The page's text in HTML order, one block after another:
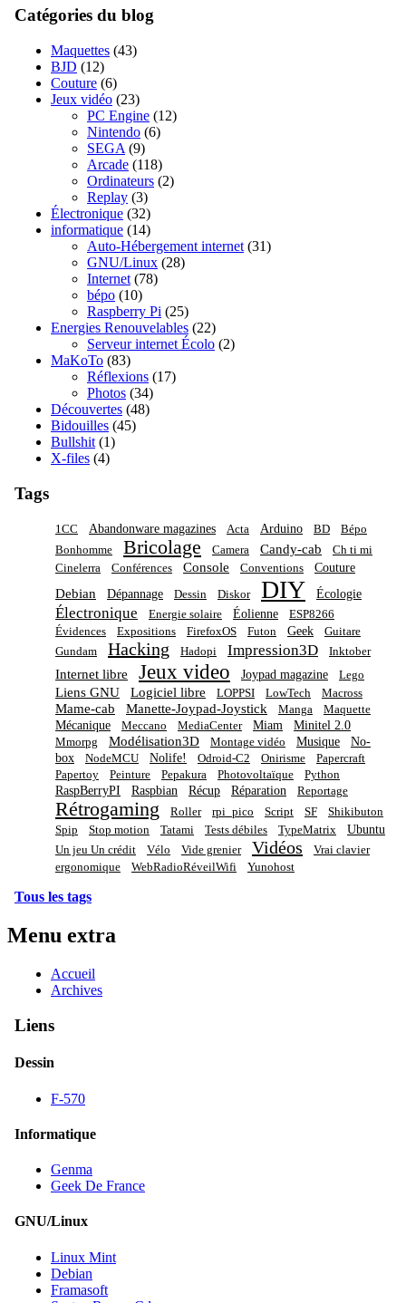
Catégories du blog
Maquettes (43)
BJD (12)
Couture (6)
Jeux vidéo (23)
PC Engine (12)
Nintendo (6)
SEGA (9)
Arcade (118)
Ordinateurs (2)
Replay (3)
Électronique (32)
informatique (14)
Auto-Hébergement internet (31)
GNU/Linux (28)
Internet (78)
bépo (10)
Raspberry Pi (25)
Energies Renouvelables (22)
Serveur internet Écolo (2)
MaKoTo (83)
Réflexions (17)
Photos (34)
Découvertes (48)
Bidouilles (45)
Bullshit (1)
X-files (4)
Tags
1CC Abandonware magazines Acta Arduino BD
Bépo
Bonhomme
Bricolage Camera Candy-cab
Ch ti mi
Cinelerra
Conférences Console Conventions Couture
Debian Dépannage Dessin Diskor DIY Écologie
Électronique Energie solaire Éolienne
ESP8266
Évidences
Expositions FirefoxOS Futon Geek
Guitare
Gundam
Hacking Hadopi Impression3D Inktober
Internet libre Jeux video Joypad magazine Lego
Liens GNU Logiciel libre LOPPSI LowTech Macross
Mame-cab Manette-Joypad-Joystick Manga Maquette
Mécanique Meccano MediaCenter Miam Minitel 2.0
Mmorpg Modélisation3D Montage vidéo Musique
No-
box
NodeMCU Nolife! Odroid-C2 Onirisme
Papercraft
Papertoy
Peinture Pepakura Photovoltaïque Python
RaspBerryPI Raspbian Récup Réparation Reportage
Rétrogaming Roller rpi_pico Script SF
Shikibuton
Spip
Stop motion Tatami Tests débiles TypeMatrix Ubuntu
Un jeu Un crédit Vélo Vide grenier Vidéos
Vrai clavier
ergonomique
WebRadioRéveilWifi Yunohost
Tous les tags
Menu extra
Accueil
Archives
Liens
Dessin
F-570
Informatique
Genma
Geek De France
GNU/Linux
Linux Mint
Debian
Framasoft